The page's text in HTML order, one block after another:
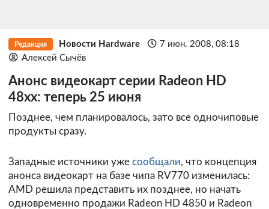
Редакция Новости Hardware
7 июн. 2008, 08:18
Алексей Сычёв
Анонс видеокарт серии Radeon HD
48xx: теперь 25 июня
Позднее, чем планировалось, зато все одночиповые
продукты сразу.
Западные источники уже сообщали, что концепция
анонса видеокарт на базе чипа RV770 изменилась:
AMD решила представить их позднее, но начать
одновременно продажи Radeon HD 4850 и Radeon